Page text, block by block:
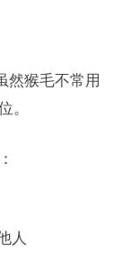
然猴毛不常用
。
人